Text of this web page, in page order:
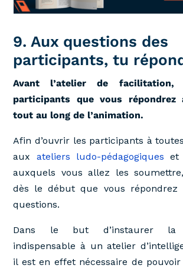
9. Aux questions des
participants, tu
Avant l’atelier de facilitation,
participants que vous répondrez
tout au long de l’animation.
Afin d’ouvrir les participants à
aux ateliers ludo-pédagogiques et
auxquels vous allez les
dès le début que vous répondrez
questions.
Dans le but d’instaurer la
indispensable à un atelier
il est en effet nécessaire de